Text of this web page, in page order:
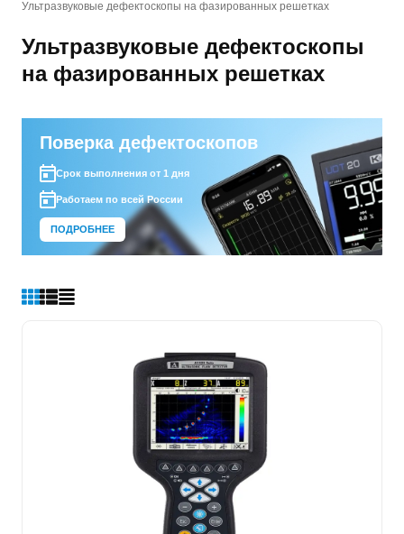
Ультразвуковые дефектоскопы на фазированных решетках
Ультразвуковые дефектоскопы
на фазированных решетках
Поверка дефектоскопов
Срок выполнения от 1 дня
Работаем по всей России
ПОДРОБНЕЕ